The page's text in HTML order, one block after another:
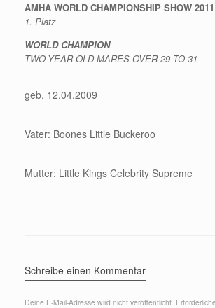
AMHA WORLD CHAMPIONSHIP SHOW 2011
1. Platz
WORLD CHAMPION
TWO-YEAR-OLD MARES OVER 29 TO 31
geb. 12.04.2009
Vater: Boones Little Buckeroo
Mutter: Little Kings Celebrity Supreme
Schreibe einen Kommentar
Deine E-Mail-Adresse wird nicht veröffentlicht.